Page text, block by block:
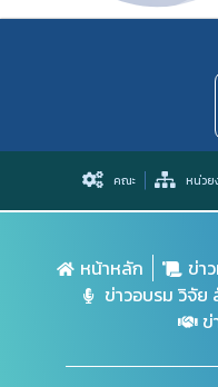
คณะ หน่วย
หน้าหลัก ข่า
ข่าวอบรม วิจัย
ข่